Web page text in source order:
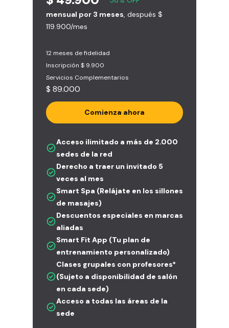
mensual por 3 meses , después $
119.900/mes
12 meses de fidelidad
Inscripción $ 9.900
Servicios Complementarios
$ 89.000
Comienza ahora
Acceso ilimitado a más de 2.000
sedes de la red
Derecho a traer un invitado 5
veces al mes
Smart Spa (Relájate en los sillones
de masajes)
Descuentos especiales en marcas
aliadas
Smart Fit App (Tu plan de
entrenamiento personalizado)
Clases grupales con profesores*
(Sujeto a disponibilidad de salón
en cada sede)
Acceso a todas las áreas de la
sede